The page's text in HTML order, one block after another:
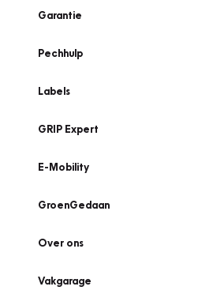
Garantie
Pechhulp
Labels
GRIP Expert
E-Mobility
GroenGedaan
Over ons
Vakgarage